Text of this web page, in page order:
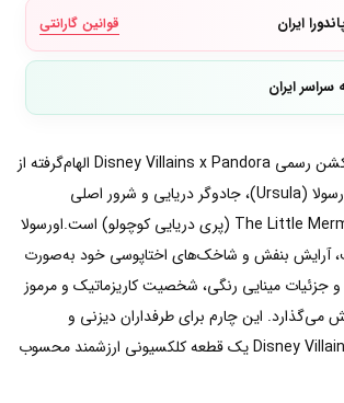
قوانین گارانتی
سراسر ایران
این چارم جذاب از کالکشن رسمی Disney Villains x Pandora الهام‌گرفته از
شخصیت افسانه‌ای اورسولا (Ursula)، جادوگر دریایی و شرور اصلی
انیمیشن محبوب The Little Mermaid (پری دریایی کوچولو) است.اورسولا
آرایش بنفش و شاخک‌های اختاپوسی خود به‌صورت
مینایی رنگی، شخصیت کاریزماتیک و مرموز
می‌گذارد. این چارم برای طرفداران دیزنی و
به‌خصوص مجموعه Disney Villains یک قطعه کلکسیونی ارزشمند محسوب